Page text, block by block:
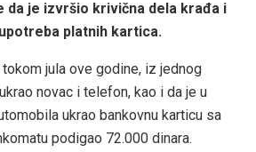
da je izvršio krivična dela krađa i
platnih kartica.
jula ove godine, iz jednog
novac i telefon, kao i da je u
ukrao bankovnu karticu sa
podigao 72.000 dinara.